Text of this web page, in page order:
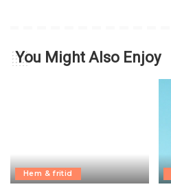
You Might Also Enjoy
Hem & fritid